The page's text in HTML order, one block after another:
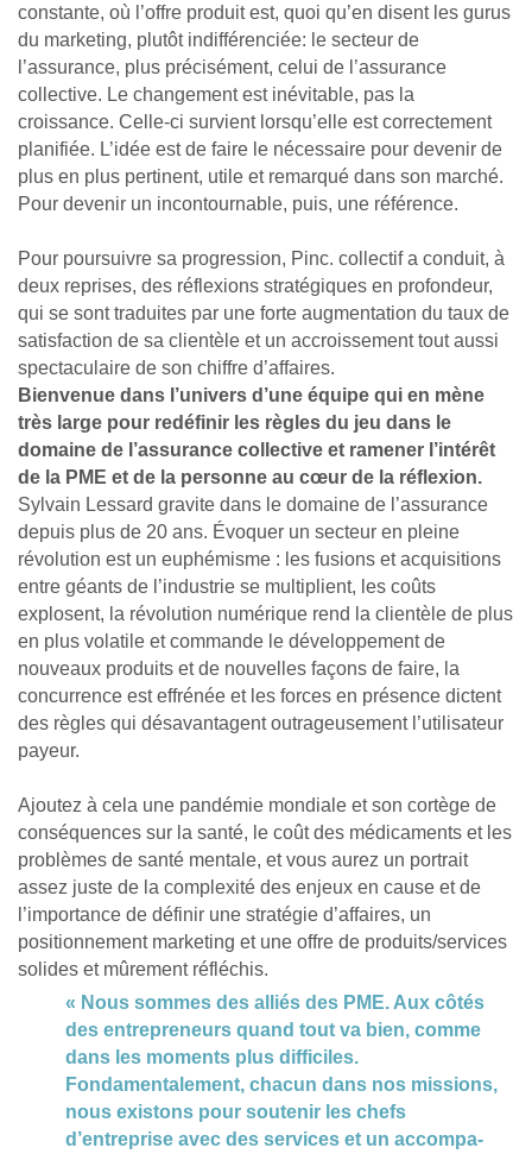
constante, où l’offre produit est, quoi qu’en disent les gurus
du marketing, plutôt indifférenciée: le secteur de
l’assurance, plus précisément, celui de l’assurance
collective. Le changement est inévitable, pas la
croissance. Celle-ci survient lorsqu’elle est correctement
planifiée. L’idée est de faire le nécessaire pour devenir de
plus en plus pertinent, utile et remarqué dans son marché.
Pour devenir un incontournable, puis, une référence.
Pour poursuivre sa progression, Pinc. collectif a conduit, à
deux reprises, des réflexions stratégiques en profondeur,
qui se sont traduites par une forte augmentation du taux de
satisfaction de sa clientèle et un accroissement tout aussi
spectaculaire de son chiffre d’affaires.
Bienvenue dans l’univers d’une équipe qui en mène
très large pour redéfinir les règles du jeu dans le
domaine de l’assu­rance collective et ramener l’intérêt
de la PME et de la personne au cœur de la réflexion.
Sylvain Lessard gravite dans le domaine de l’assu­rance
depuis plus de 20 ans. Évoquer un secteur en pleine
révolution est un euphémisme : les fusions et acquisitions
entre géants de l’industrie se multiplient, les coûts
explosent, la révolution numérique rend la clientèle de plus
en plus volatile et commande le développement de
nouveaux produits et de nouvelles façons de faire, la
concurrence est effrénée et les forces en présence dictent
des règles qui désavantagent outrageusement l’utilisateur
payeur.
Ajoutez à cela une pandémie mondiale et son cortège de
conséquences sur la santé, le coût des médicaments et les
problèmes de santé mentale, et vous aurez un portrait
assez juste de la complexité des enjeux en cause et de
l’importance de définir une stratégie d’affaires, un
positionnement marketing et une offre de produits/services
solides et mûrement réfléchis.
« Nous sommes des alliés des PME. Aux côtés
des entrepreneurs quand tout va bien, comme
dans les moments plus difficiles.
Fondamentalement, chacun dans nos missions,
nous existons pour soutenir les chefs
d’entreprise avec des services et un accompa­